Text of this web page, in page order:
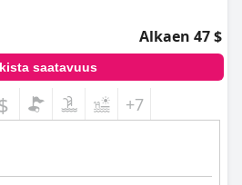
Alkaen 47 $
saatavuus
+7